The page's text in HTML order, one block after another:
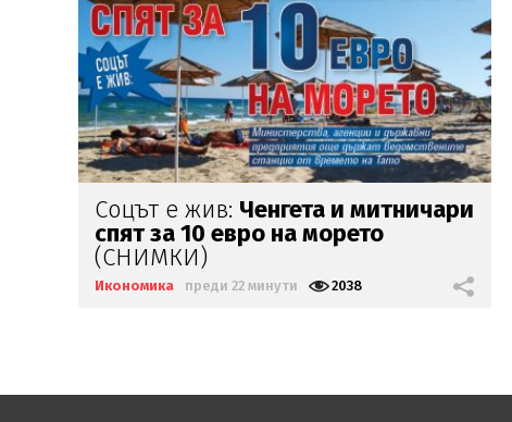
Левчето изчезваокончателнов
неделя
Икономика преди 1 час 1566